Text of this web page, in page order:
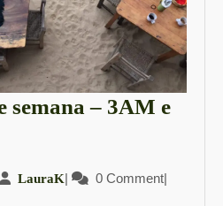
semana – 3AM e
LauraKLauraK
| 0 Comment|